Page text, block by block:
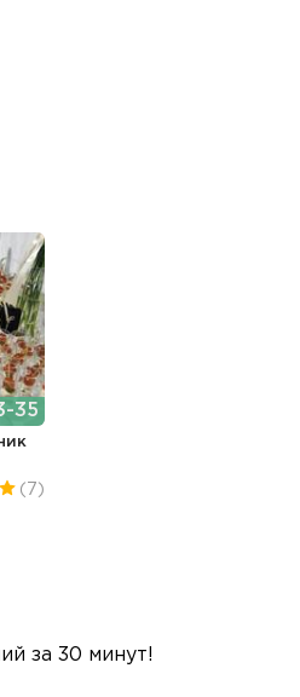
35
(7)
за 30 минут!